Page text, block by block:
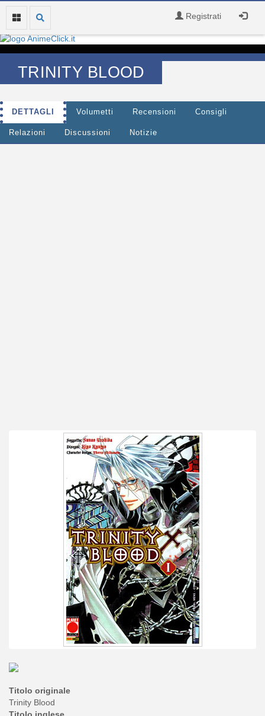
Registrati
TRINITY BLOOD
DETTAGLI Volumetti Recensioni Consigli
Relazioni Discussioni Notizie
Titolo originale
Trinity Blood